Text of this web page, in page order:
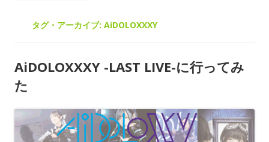
タグ・アーカイブ: AiDOLOXXXY
AiDOLOXXXY -LAST LIVE-に行ってみ
た